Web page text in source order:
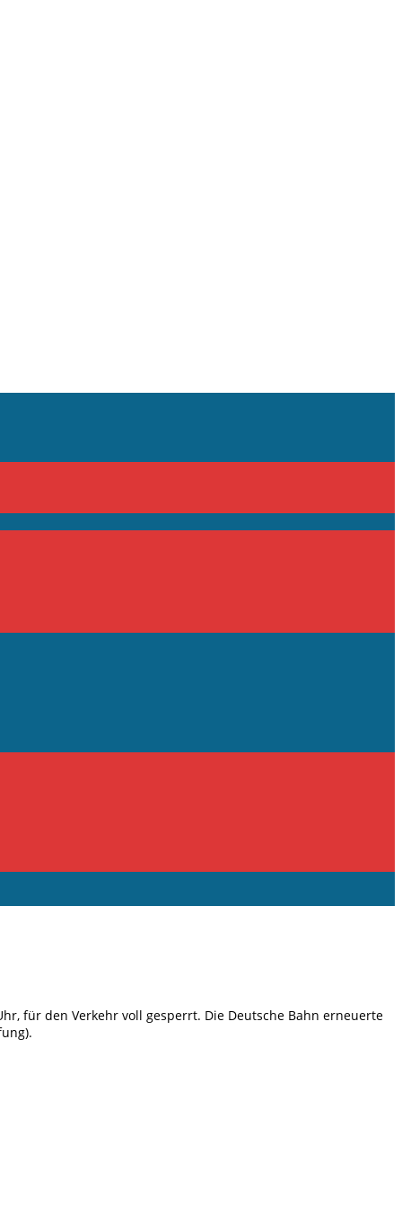
für den Verkehr voll gesperrt. Die Deutsche Bahn erneuerte